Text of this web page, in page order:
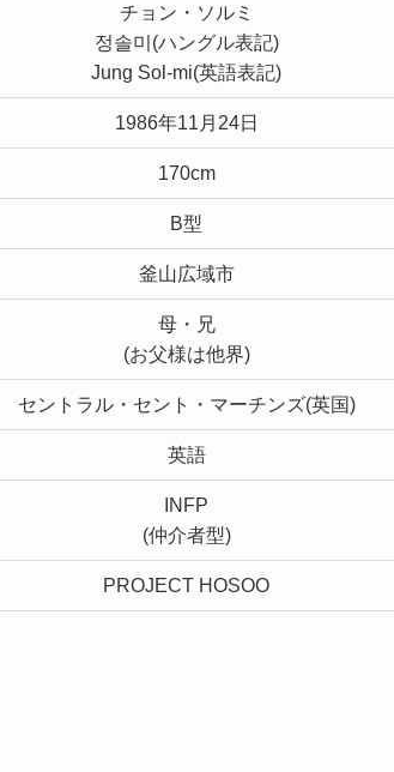
チョン・ソルミ
정솔미(ハングル表記)
Jung Sol-mi(英語表記)
1986年11月24日
170cm
B型
釜山広域市
母・兄
(お父様は他界)
セントラル・セント・マーチンズ(英国)
英語
INFP
(仲介者型)
PROJECT HOSOO